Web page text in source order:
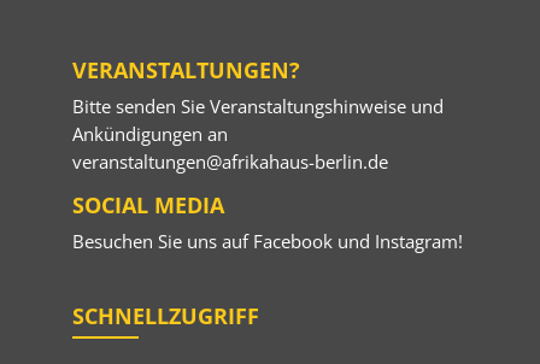
VERANSTALTUNGEN?
Bitte senden Sie Veranstaltungshinweise und
Ankündigungen an
veranstaltungen@afrikahaus-berlin.de
SOCIAL MEDIA
Besuchen Sie uns auf Facebookund Instagram!
SCHNELLZUGRIFF